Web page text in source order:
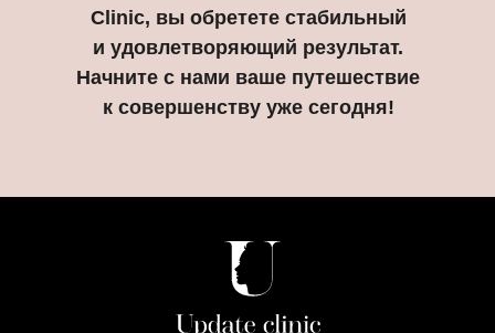
Clinic, вы обретете стабильный
и удовлетворяющий результат.
Начните с нами ваше путешествие
к совершенству уже сегодня!